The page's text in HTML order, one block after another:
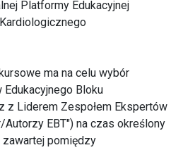
Platformy Edukacyjnej
ma na celu wybór
Edukacyjnego Bloku
z Liderem Zespołem Ekspertów
Autorzy EBT") na czas określony
zawartej pomiędzy